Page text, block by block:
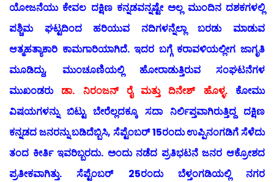
ಯೋಜನೆಯು ಕೇವಲ ದಕ್ಷಿಣ ಕನ್ನಡವನ್ನಷ್ಟೇ ಅಲ್ಲ ಮುಂದಿನ ದಶಕಗಳಲ್ಲಿ
ಪಶ್ಚಿಮ ಘಟ್ಟದಿಂದ ಹರಿಯುವ ನದಿಗಳನ್ನೆಲ್ಲಾ ಬರಡು ಮಾಡುವ
ಆತ್ಮಹತ್ಯಾಕಾರಿ ಕಾಮಗಾರಿಯಾಗಿದೆ. ಇದರ ಬಗ್ಗೆ ಕರಾವಳಿಯಲ್ಲೀಗ ಜಾಗೃತಿ
ಮೂಡಿದ್ದು, ಮುಂಚೂಣಿಯಲ್ಲಿ ಹೋರಾಡುತ್ತಿರುವ ಸಂಘಟನೆಗಳ
ಮುಖಂಡರುಡಾ. ನಿರಂಜನ್ ರೈ ಮತ್ತು ದಿನೇಶ್ ಹೊಳ್ಳ.ಕೋಮು
ವಿಷಯಗಳನ್ನು ಬಿಟ್ಟು ಬೇರೆಲ್ಲದಕ್ಕೂ ಸದಾ ನಿರ್ಲಿಪ್ತವಾಗಿರುತ್ತಿದ್ದ ದಕ್ಷಿಣ
ಕನ್ನಡದ ಜನರನ್ನು ಬಡಿದೆಬ್ಬಿಸಿ, ಸೆಪ್ಟೆಂಬರ್ 15ರಂದು ಉಪ್ಪಿನಂಗಡಿಗೆ ಸೆಳೆದು
ತಂದ ಕೀರ್ತಿ ಇವರಿಬ್ಬರದು. ಅಂದು ನಡೆದ ಪ್ರತಿಭಟನೆ ಜನರ ಆಕ್ರೋಶದ
ಪ್ರತೀಕವಾಗಿತ್ತು. ಸೆಪ್ಟೆಂಬರ್ 25ರಂದು ಬೆಳ್ತಂಗಡಿಯಲ್ಲಿ ನಗರ